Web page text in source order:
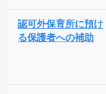
認可外保育所に預け
る保護者への補助